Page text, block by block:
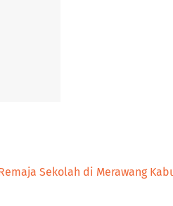
Sekolah di Merawang